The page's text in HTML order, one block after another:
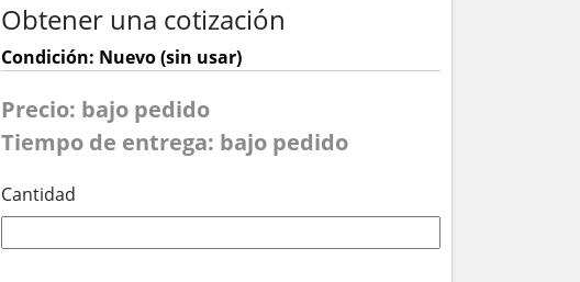
Obtener una cotización
Condición: Nuevo (sin usar)
Precio: bajo pedido
Tiempo de entrega: bajo pedido
Cantidad